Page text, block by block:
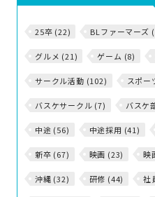
25卒 (22) BLファーマーズ
グルメ (21) ゲーム (8)
サークル活動 (102) スポー
バスケサークル (7) バスケ
中途 (56) 中途採用 (41)
新卒 (67) 映画 (23) 映
沖縄 (32) 研修 (44) 社